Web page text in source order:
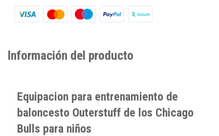
Información del producto
Equipacion para entrenamiento de
baloncesto Outerstuff de los Chicago
Bulls para niños